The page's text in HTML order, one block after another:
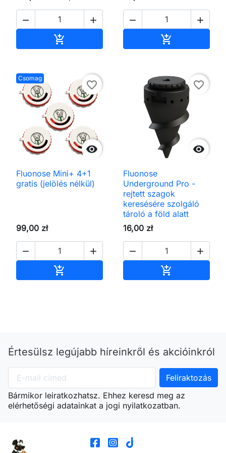
 

 

Csomag

favorite_border
Fluonose Mini+ 4+1
gratis (jelölés nélkül)
99,00 zł
 


favorite_border
Fluonose
Underground Pro -
rejtett szagok
keresésére szolgáló
tároló a föld alatt
16,00 zł
 

Értesülsz legújabb híreinkről és akcióinkról
Bármikor leiratkozhatsz. Ehhez keresd meg az
elérhetőségi adatainkat a jogi nyilatkozatban.